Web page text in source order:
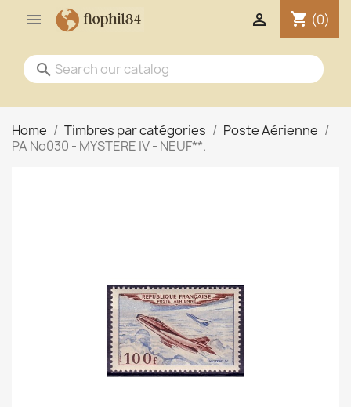
 shopping_cart (0)

search
Home Timbres par catégories
Poste Aérienne
PA No030 - MYSTERE IV - NEUF**.